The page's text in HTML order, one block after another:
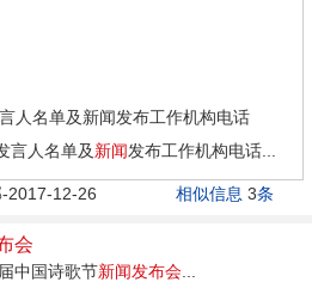
人名单及新闻发布工作机构电话
言人名单及新闻发布工作机构电话...
2017-12-26 相似信息 3条
会
中国诗歌节新闻发布会